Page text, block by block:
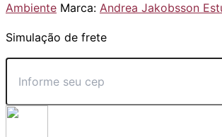
Ambiente Marca: Andrea Jakobsson
Simulação de frete